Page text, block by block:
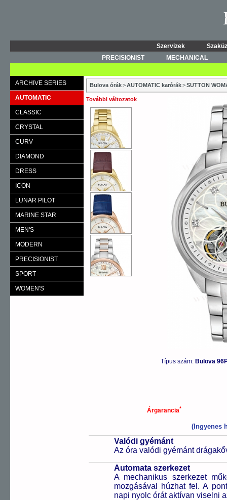
Szervizek
PRECISIONIST
MECHANICAL
ARCHIVE SERIES
AUTOMATIC
CLASSIC
CRYSTAL
CURV
DIAMOND
DRESS
ICON
LUNAR PILOT
MARINE STAR
MEN'S
MODERN
PRECISIONIST
SPORT
WOMEN'S
Bulova órák>AUTOMATIC karórák>SUTTON
További változatok
Típus szám: Bulova
Árgarancia*
(Ingyenes
Valódi gyémánt
Az óra valódi gyémánt
Automata szerkezet
A mechanikus szerkezet
mozgásával húzhat fel. A
napi nyolc órát aktívan viselni